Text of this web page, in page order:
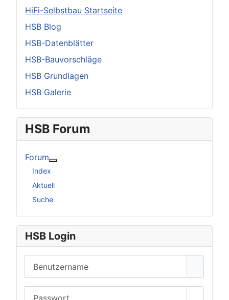
HiFi-Selbstbau Startseite
HSB Blog
HSB-Datenblätter
HSB-Bauvorschläge
HSB Grundlagen
HSB Galerie
HSB Forum
Forum
Index
Aktuell
Suche
HSB Login